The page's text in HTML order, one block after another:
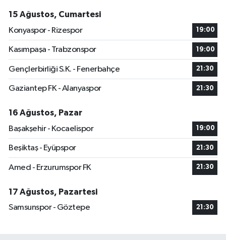
15 Ağustos, Cumartesi
Konyaspor - Rizespor
19:00
Kasımpaşa - Trabzonspor 19:00
Gençlerbirliği S.K. - Fenerbahçe 21:30
Gaziantep FK - Alanyaspor 21:30
16 Ağustos, Pazar
Başakşehir - Kocaelispor
19:00
Beşiktaş - Eyüpspor 21:30
Amed - Erzurumspor FK 21:30
17 Ağustos, Pazartesi
Samsunspor - Göztepe
21:30